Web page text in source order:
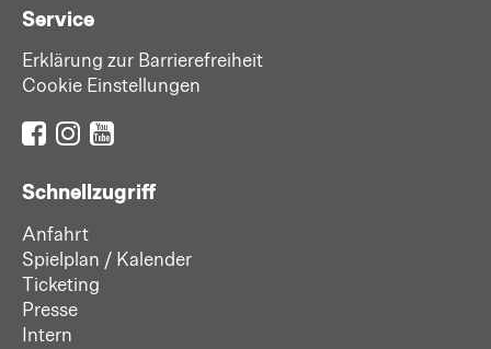
Service
Erklärung zur Barrierefreiheit
Cookie Einstellungen
Schnellzugriff
Anfahrt
Spielplan / Kalender
Ticketing
Presse
Intern